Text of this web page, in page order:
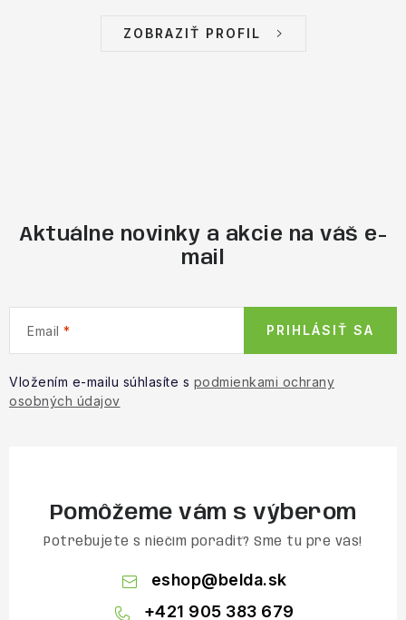
ZOBRAZIŤ PROFIL
Aktuálne novinky a akcie na váš e-
mail
Email
Vložením e-mailu súhlasíte s podmienkami ochrany
osobných údajov
PRIHLÁSIŤ SA
Pomôžeme vám s výberom
Potrebujete s niečím poradiť? Sme tu pre vás!
eshop@belda.sk
+421 905 383 679